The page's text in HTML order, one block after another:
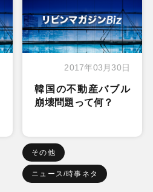
2017年03月30日
韓国の不動産バブル
崩壊問題って何？
その他
ニュース/時事ネタ